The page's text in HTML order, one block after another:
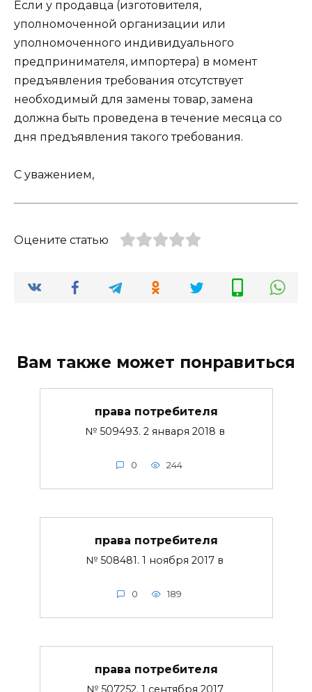
Если у продавца (изготовителя,
уполномоченной организации или
уполномоченного индивидуального
предпринимателя, импортера) в момент
предъявления требования отсутствует
необходимый для замены товар, замена
должна быть проведена в течение месяца со
дня предъявления такого требования.
С уважением,
Оцените статью
Вам также может понравиться
права потребителя
№ 509493. 2 января 2018 в
0 244
права потребителя
№ 508481. 1 ноября 2017 в
0 189
права потребителя
№ 507252. 1 сентября 2017